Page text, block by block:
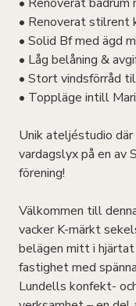
• Renoverat stilrent
• Solid Bf med ägd
• Låg belåning &
• Stort vindsförråd
• Toppläge intill
Unik ateljéstudio
vardagslyx på en av
förening!
Välkommen till
vacker K-märkt
belägen mitt i hjärtat
fastighet med
Lundells konfekt-